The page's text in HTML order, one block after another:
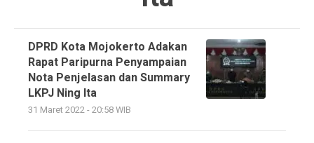
DPRD Kota Mojokerto Adakan
Rapat Paripurna Penyampaian
Nota Penjelasan dan Summary
LKPJ Ning Ita
31 Maret 2022 - 20:58 WIB